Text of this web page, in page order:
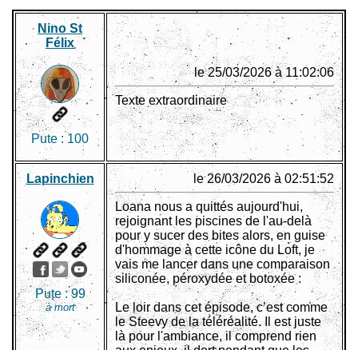
Nino St
Félix
Pute : 100
le 25/03/2026 à 11:02:06
Texte extraordinaire
Lapinchien
Pute :99
à mort
le 26/03/2026 à 02:51:52
Loana nous a quittés aujourd'hui,
rejoignant les piscines de l'au-delà
pour y sucer des bites alors, en guise
d'hommage à cette icône du Loft, je
vais me lancer dans une comparaison
siliconée, péroxydée et botoxée :
Le loir dans cet épisode, c’est comme
le Steevy de la téléréalité. Il est juste
là pour l'ambiance, il comprend rien